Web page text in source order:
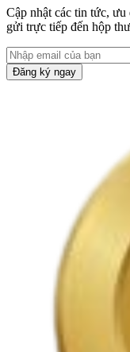
Cập nhật các tin tức,
gửi trực tiếp đến hộp
Đăng ký ngay